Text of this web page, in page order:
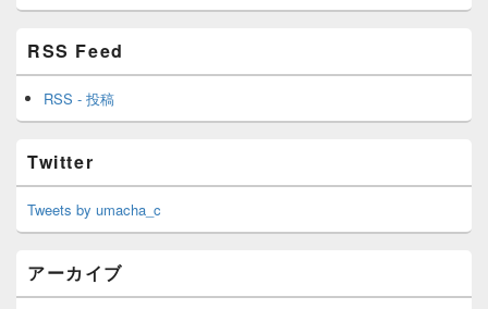
RSS Feed
RSS - 投稿
Twitter
Tweets by umacha_c
アーカイブ